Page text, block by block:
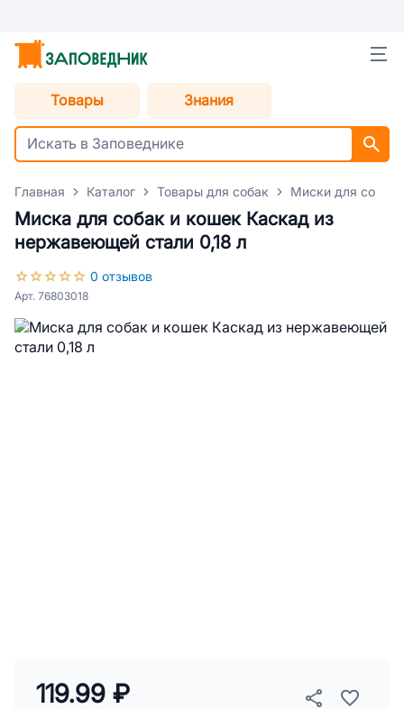
Товары Знания
Главная Каталог Товары для собак Миски для собак
Миска для собак и кошек Каскад из
нержавеющей стали 0,18 л
0 отзывов
Арт. 76803018
119.99 ₽